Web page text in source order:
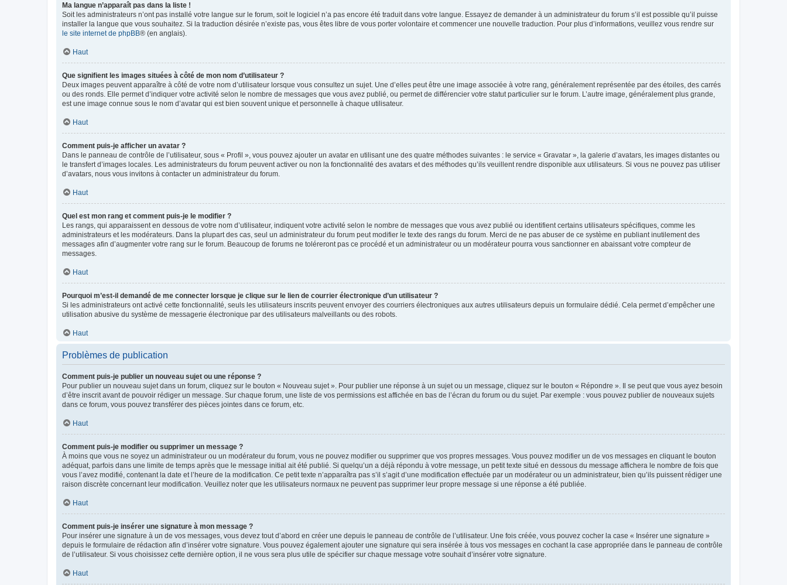
Ma langue n’apparaît pas dans la liste !
Soit les administrateurs n’ont pas installé votre langue sur le forum, soit le logiciel n’a pas encore été traduit dans votre langue. Essayez de demander à un administrateur du forum s’il est possible qu’il puisse
installer la langue que vous souhaitez. Si la traduction désirée n’existe pas, vous êtes libre de vous porter volontaire et commencer une nouvelle traduction. Pour plus d’informations, veuillez vous rendre sur
le site internet de phpBB® (en anglais).
Haut
Que signifient les images situées à côté de mon nom d’utilisateur ?
Deux images peuvent apparaître à côté de votre nom d’utilisateur lorsque vous consultez un sujet. Une d’elles peut être une image associée à votre rang, généralement représentée par des étoiles, des carrés
ou des ronds. Elle permet d’indiquer votre activité selon le nombre de messages que vous avez publié, ou permet de différencier votre statut particulier sur le forum. L’autre image, généralement plus grande,
est une image connue sous le nom d’avatar qui est bien souvent unique et personnelle à chaque utilisateur.
Haut
Comment puis-je afficher un avatar ?
Dans le panneau de contrôle de l’utilisateur, sous « Profil », vous pouvez ajouter un avatar en utilisant une des quatre méthodes suivantes : le service « Gravatar », la galerie d’avatars, les images distantes ou
le transfert d’images locales. Les administrateurs du forum peuvent activer ou non la fonctionnalité des avatars et des méthodes qu’ils veuillent rendre disponible aux utilisateurs. Si vous ne pouvez pas utiliser
d’avatars, nous vous invitons à contacter un administrateur du forum.
Haut
Quel est mon rang et comment puis-je le modifier ?
Les rangs, qui apparaissent en dessous de votre nom d’utilisateur, indiquent votre activité selon le nombre de messages que vous avez publié ou identifient certains utilisateurs spécifiques, comme les
administrateurs et les modérateurs. Dans la plupart des cas, seul un administrateur du forum peut modifier le texte des rangs du forum. Merci de ne pas abuser de ce système en publiant inutilement des
messages afin d’augmenter votre rang sur le forum. Beaucoup de forums ne toléreront pas ce procédé et un administrateur ou un modérateur pourra vous sanctionner en abaissant votre compteur de
messages.
Haut
Pourquoi m’est-il demandé de me connecter lorsque je clique sur le lien de courrier électronique d’un utilisateur ?
Si les administrateurs ont activé cette fonctionnalité, seuls les utilisateurs inscrits peuvent envoyer des courriers électroniques aux autres utilisateurs depuis un formulaire dédié. Cela permet d’empêcher une
utilisation abusive du système de messagerie électronique par des utilisateurs malveillants ou des robots.
Haut
Problèmes de publication
Comment puis-je publier un nouveau sujet ou une réponse ?
Pour publier un nouveau sujet dans un forum, cliquez sur le bouton « Nouveau sujet ». Pour publier une réponse à un sujet ou un message, cliquez sur le bouton « Répondre ». Il se peut que vous ayez besoin
d’être inscrit avant de pouvoir rédiger un message. Sur chaque forum, une liste de vos permissions est affichée en bas de l’écran du forum ou du sujet. Par exemple : vous pouvez publier de nouveaux sujets
dans ce forum, vous pouvez transférer des pièces jointes dans ce forum, etc.
Haut
Comment puis-je modifier ou supprimer un message ?
À moins que vous ne soyez un administrateur ou un modérateur du forum, vous ne pouvez modifier ou supprimer que vos propres messages. Vous pouvez modifier un de vos messages en cliquant le bouton
adéquat, parfois dans une limite de temps après que le message initial ait été publié. Si quelqu’un a déjà répondu à votre message, un petit texte situé en dessous du message affichera le nombre de fois que
vous l’avez modifié, contenant la date et l’heure de la modification. Ce petit texte n’apparaîtra pas s’il s’agit d’une modification effectuée par un modérateur ou un administrateur, bien qu’ils puissent rédiger une
raison discrète concernant leur modification. Veuillez noter que les utilisateurs normaux ne peuvent pas supprimer leur propre message si une réponse a été publiée.
Haut
Comment puis-je insérer une signature à mon message ?
Pour insérer une signature à un de vos messages, vous devez tout d’abord en créer une depuis le panneau de contrôle de l’utilisateur. Une fois créée, vous pouvez cocher la case « Insérer une signature »
depuis le formulaire de rédaction afin d’insérer votre signature. Vous pouvez également ajouter une signature qui sera insérée à tous vos messages en cochant la case appropriée dans le panneau de contrôle
de l’utilisateur. Si vous choisissez cette dernière option, il ne vous sera plus utile de spécifier sur chaque message votre souhait d’insérer votre signature.
Haut